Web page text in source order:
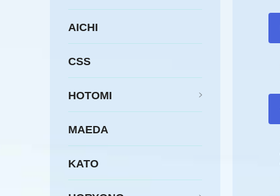
AICHI
CSS
HOTOMI
MAEDA
KATO